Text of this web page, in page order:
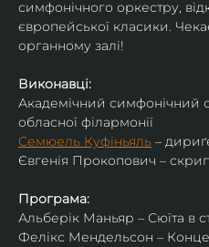
симфонічного оркестру,
європейської класики.
органному залі!
Виконавці:
Академічний симфонічний
обласної філармонії
Семюель Куфіньяль –
Євгенія Прокопович –
Програма:
Альберік Маньяр – Сюїта в
Фелікс Мендельсон –